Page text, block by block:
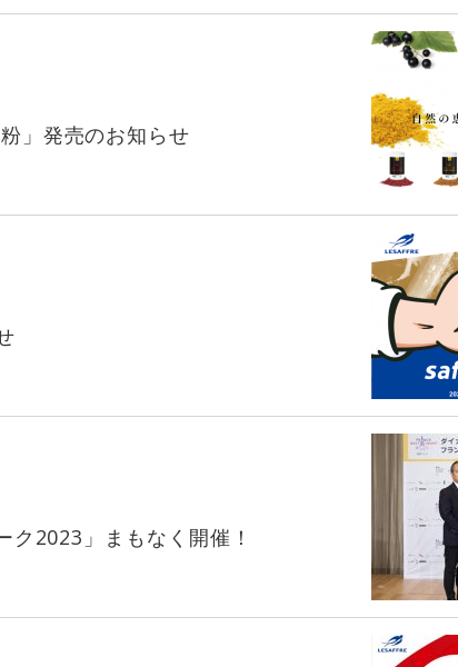
」発売のお知らせ
ク2023」まもなく開催！